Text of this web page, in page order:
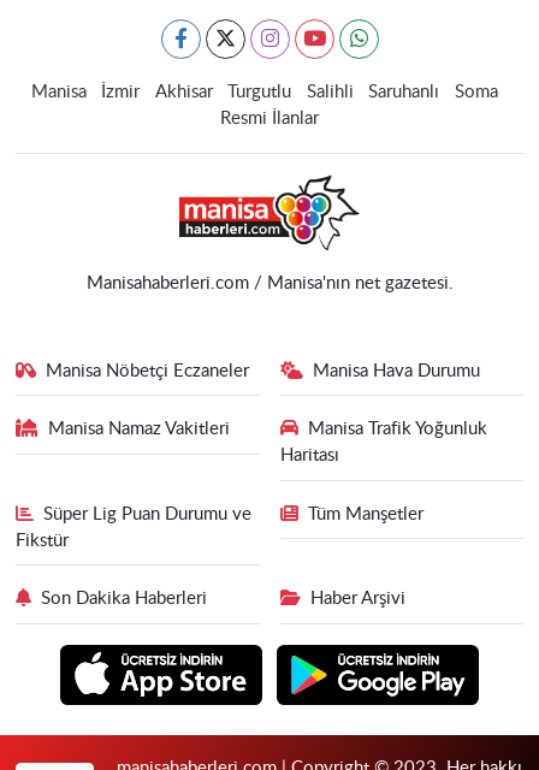
Manisa İzmir Akhisar Turgutlu Salihli Saruhanlı
Soma
Resmi İlanlar
Manisahaberleri.com / Manisa'nın net gazetesi.
Manisa Nöbetçi Eczaneler Manisa Hava Durumu
Manisa Namaz Vakitleri
Manisa Trafik Yoğunluk
Haritası
Süper Lig Puan Durumu ve
Fikstür
Tüm Manşetler
Son Dakika Haberleri Haber Arşivi